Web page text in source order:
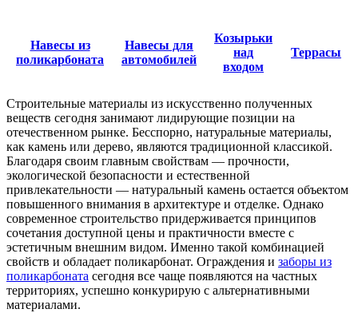
Навесы из
поликарбоната
Навесы для
автомобилей
Козырьки
над
входом
Террасы
Строительные материалы из искусственно полученных
веществ сегодня занимают лидирующие позиции на
отечественном рынке. Бесспорно, натуральные материалы,
как камень или дерево, являются традиционной классикой.
Благодаря своим главным свойствам — прочности,
экологической безопасности и естественной
привлекательности — натуральный камень остается объектом
повышенного внимания в архитектуре и отделке. Однако
современное строительство придерживается принципов
сочетания доступной цены и практичности вместе с
эстетичным внешним видом. Именно такой комбинацией
свойств и обладает поликарбонат. Ограждения и заборы из
поликарбоната сегодня все чаще появляются на частных
территориях, успешно конкурирую с альтернативными
материалами.